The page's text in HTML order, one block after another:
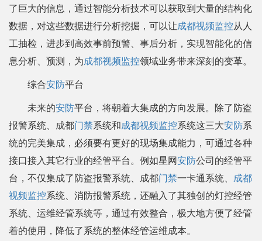
了巨大的信息，通过智能分析技术可以获取到大量的结构化
数据，对这些数据进行分析挖掘，可以让成都视频监控从人
工抽检，进步到高效事前预警、事后分析，实现智能化的信
息分析、预测，为成都视频监控领域业务带来深刻的变革。
综合安防平台
未来的安防平台，将朝着大集成的方向发展。除了防盗
报警系统、成都门禁系统和成都视频监控系统这三大安防系
统的完美集成，必须要有更好的现场集成能力，可通过各种
接口接入其它行业的经管平台。例如星网安防公司的经管平
台，不仅集成了防盗报警系统、成都门禁一卡通系统、 成都
视频监控系统、消防报警系统，还融入了其独创的灯控经管
系统、运维经管系统等，通过有效整合，极大地方便了经管
着的使用，降低了系统的整体经管运维成本。